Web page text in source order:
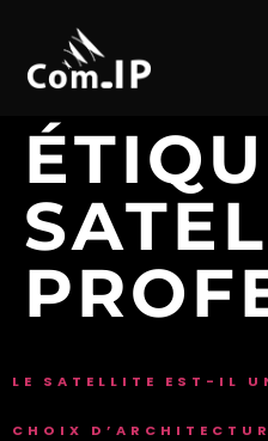
LE SATELLITE EST-IL
CHOIX